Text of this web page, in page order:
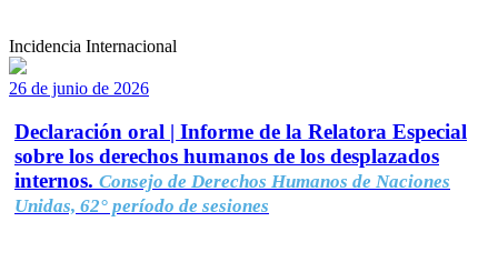
Incidencia Internacional
26 de junio de 2026
Declaración oral | Informe de la Relatora Especial
sobre los derechos humanos de los desplazados
internos. Consejo de Derechos Humanos de Naciones
Unidas, 62° período de sesiones